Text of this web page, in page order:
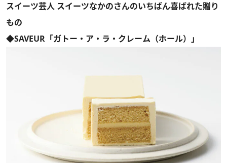
スイーツ芸人 スイーツなかのさんのいちばん喜ばれた贈り
もの
◆SAVEUR「ガトー・ア・ラ・クレーム（ホール）」